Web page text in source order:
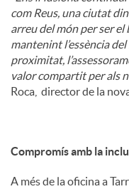
com Reus, una ciutat
arreu del món per ser el
mantenint l’essència
proximitat,
valor compartit per als
Roca, director de la
Compromís amb la
A més de la oficina a